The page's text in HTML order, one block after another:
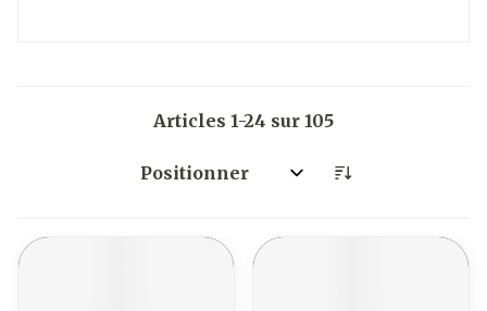
Articles 1-24 sur 105
Trier par: